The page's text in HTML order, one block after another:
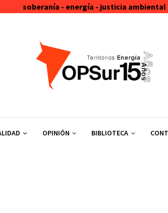
soberanía - energía - justicia ambiental
OPINIÓN BIBLIOTECA